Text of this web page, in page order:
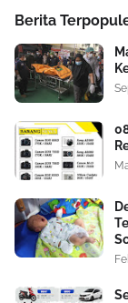
Berita